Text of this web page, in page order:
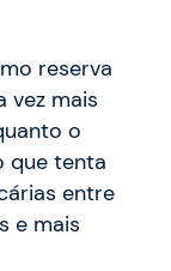
reserva
vez mais
o
que tenta
entre
e mais